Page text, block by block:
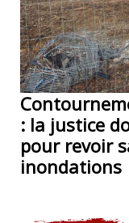
: la justice
pour revoir
inondations